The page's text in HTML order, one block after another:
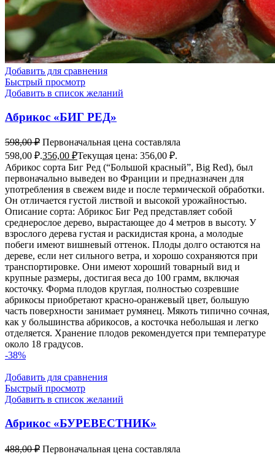
Добавить для сравнения
Быстрый просмотр
Добавить в список желаний
Абрикос «БИГ РЕД»
598,00₽ Первоначальная цена составляла
598,00 ₽.356,00 ₽Текущая цена: 356,00 ₽.
Абрикос сорта Биг Ред (“Большой красный”, Big Red), был
первоначально выведен во Франции и предназначен для
употребления в свежем виде и после термической обработки.
Он отличается густой листвой и высокой урожайностью.
Описание сорта: Абрикос Биг Ред представляет собой
среднерослое дерево, вырастающее до 4 метров в высоту. У
взрослого дерева густая и раскидистая крона, а молодые
побеги имеют вишневый оттенок. Плоды долго остаются на
дереве, если нет сильного ветра, и хорошо сохраняются при
транспортировке. Они имеют хороший товарный вид и
крупные размеры, достигая веса до 100 грамм, включая
косточку. Форма плодов круглая, полностью созревшие
абрикосы приобретают красно-оранжевый цвет, большую
часть поверхности занимает румянец. Мякоть типично сочная,
как у большинства абрикосов, а косточка небольшая и легко
отделяется. Хранение плодов рекомендуется при температуре
около 18 градусов.
-38%
Добавить для сравнения
Быстрый просмотр
Добавить в список желаний
Абрикос «БУРЕВЕСТНИК»
488,00₽ Первоначальная цена составляла